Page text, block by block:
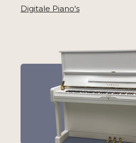
Digitale Piano's